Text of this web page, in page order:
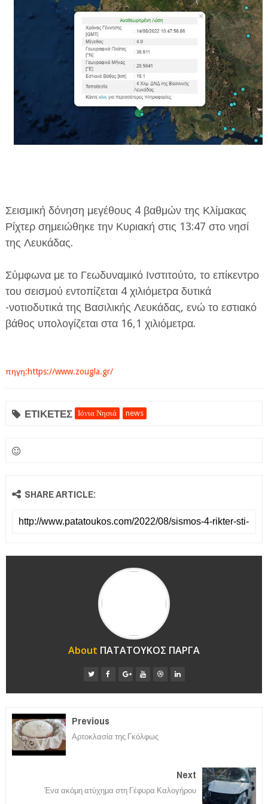
ΠΡΕΒΕΖΑ
ΙΟΝΙΑ ΝΗΣΙΑ
ΠΕΡΙΒΑΛΛΟΝ
ΤΕΧΝΟΛΟΓΙΑ
Σεισμική δόνηση μεγέθους 4 βαθμών της Κλίμακας
Ρίχτερ σημειώθηκε την Κυριακή στις 13:47 στο νησί
της Λευκάδας.
Σύμφωνα με το Γεωδυναμικό Ινστιτούτο, το επίκεντρο
του σεισμού εντοπίζεται 4 χιλιόμετρα δυτικά
-νοτιοδυτικά της Βασιλικής Λευκάδας, ενώ το εστιακό
βάθος υπολογίζεται στα 16,1 χιλιόμετρα.
πηγη:https://www.zougla.gr/
ΕΤΙΚΕΤΕΣ Ιόνια Νησιά news
SHARE ARTICLE:
About ΠΑΤΑΤΟΥΚΟΣ ΠΑΡΓΑ
Previous
Αρτοκλασία της Γκόλφως
Next
Ένα ακόμη ατύχημα στη Γέφυρα Καλογήρου